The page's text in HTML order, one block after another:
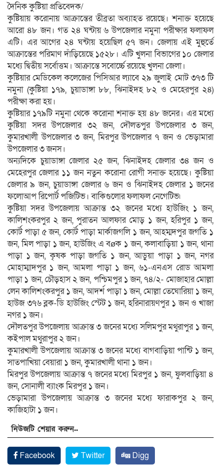
দৈনিক কুষ্টিয়া প্রতিবেদক/
কুষ্টিয়ায় করোনায় আক্রান্তের তীব্রতা অব্যাহত রয়েছে। শনাক্ত হয়েছে
আরো ৪৮ জন। গত ২৪ ঘন্টায় ৬ উপজেলার নমুনা পরীক্ষার ফলাফল
এটি। এর আগের ২৪ ঘন্টায় হয়েছিল ৫৭ জন। জেলায় এই মুহুর্তে
আক্রান্তের পরিমাণ দাঁড়িয়েছে ১৫২৮। এটি খুলনা বিভাগের ১০ জেলার
মধ্যে দ্বিতীয় সর্বোত্তম। আক্রান্তে সবোর্চ্চে রয়েছে খুলনা জেলা।
কুষ্টিয়ার মেডিকেল কলেজের পিসিআর ল্যাবে ২৯ জুলাই মোট ৩৭৩ টি
নমুনা (কুষ্টিয়া ১৭৯, চুয়াডাঙ্গা ৮৮, ঝিনাইদহ ৮২ ও মেহেরপুর ২৪)
পরীক্ষা করা হয়।
কুষ্টিয়ার ১৭৯টি নমুনা থেকে করোনা শনাক্ত হয় ৪৮ জনের। এর মধ্যে
কুষ্টিয়া সদর উপজেলার ৩২ জন, দৌলতপুর উপজেলার ৩ জন,
কুমারখালী উপজেলার ৩ জন, মিরপুর উপজেলার ৭ জন ও ভেড়ামারা
উপজেলার ৩ জনস।
অন্যদিকে চুয়াডাঙ্গা জেলার ২৫ জন, ঝিনাইদহ জেলার ৩৪ জন ও
মেহেরপুর জেলার ১১ জন নতুন করোনা রোগী সনাক্ত হয়েছে। কুষ্টিয়া
জেলার ৯ জন, চুয়াডাঙ্গা জেলার ৬ জন ও ঝিনাইদহ জেলার ১ জনের
ফলোআপ রিপোর্ট পজিটিভ। বাকিগুলোর ফলাফল নেগেটিভ৷
কুষ্টিয়া সদর উপজেলায় আক্রান্ত ৩২ জনের মধ্যে হাউজিং ১ জন,
কালিশংকরপুর ২ জন, পুরাতন আলফার মোড় ১ জন, হরিপুর ১ জন,
কোর্ট পাড়া ৫ জন, কোর্ট পাড়া মার্কাজগলি ১ জন, আহম্মদপুর জগতি ১
জন, মিল পাড়া ১ জন, হাউজিং এ বøক ১ জন, কলাবাড়িয়া ১ জন, থানা
পাড়া ১ জন, কৃষক পাড়া জগতি ১ জন, আড়ুয়া পাড়া ১ জন, নগর
মোহাম্মাদপুর ১ জন, আমলা পাড়া ১ জন, ৬১-এনএস রোড আমলা
পাড়া ১ জন, চৌড়হাস ২ জন, পশ্চিমপুর ১ জন, ৭৪/২- মোজাহার মোল্লা
লেন কালিশংকরপুর ১ জন, আদর্শ পাড়া ১ জন, মোল্লা তেঘোরিয়া ১ জন,
হাউজ ৩৭৬ ব্লক-ডি হাউজিং স্টেট ১ জন, হরিনারায়ণপুর ১ জন ও খাজা
নগর ১ জন।
দৌলতপুর উপজেলায় আক্রান্ত ৩ জনের মধ্যে সলিমপুর মথুরাপুর ১ জন,
কইপাল মথুরাপুর ২ জন।
কুমারখালী উপজেলায় আক্রান্ত ৩ জনের মধ্যে বাগবাড়িয়া পান্টি ১ জন,
সাতপাখিয়া বেয়ারা ১ জন, কুমারখালী থানা ১ জন।
মিরপুর উপজেলায় আক্রান্ত ৭ জনের মধ্যে মিরপুর ১ জন, ফুলবাড়িয়া ৪
জন, সোনালী ব্যাংক মিরপুর ১ জন।
ভেড়ামারা উপজেলায় আক্রান্ত ৩ জনের মধ্যে ফারাকপুর ২ জন,
কাজিহাটা ১ জন।
নিউজটি শেয়ার করুন..
Facebook Twitter
Digg